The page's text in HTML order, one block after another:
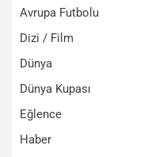
Avrupa Futbolu
Dizi / Film
Dünya
Dünya Kupası
Eğlence
Haber